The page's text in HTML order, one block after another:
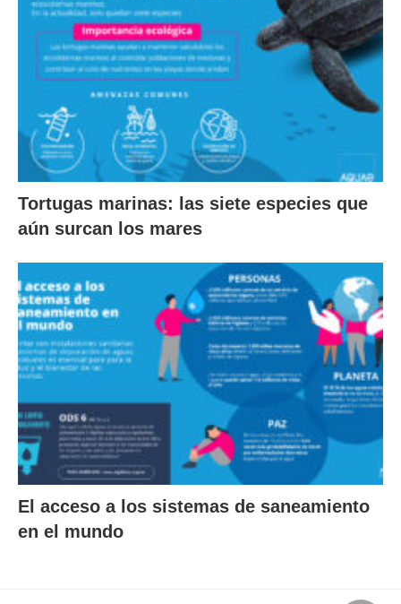
Tortugas marinas: las siete especies que
aún surcan los mares
El acceso a los sistemas de saneamiento
en el mundo